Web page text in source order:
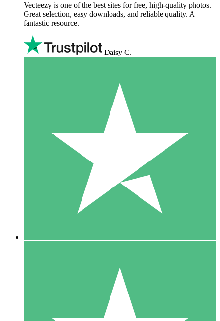
Vecteezy is one of the best sites for free, high‑quality photos.
Great selection, easy downloads, and reliable quality. A
fantastic resource.
Daisy C.